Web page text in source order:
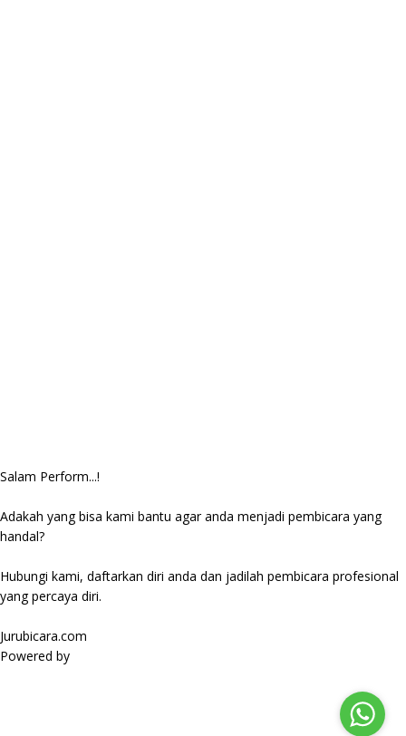
Salam Perform...!
Adakah yang bisa kami bantu agar anda menjadi pembicara yang
handal?
Hubungi kami, daftarkan diri anda dan jadilah pembicara profesional
yang percaya diri.
Jurubicara.com
Powered by